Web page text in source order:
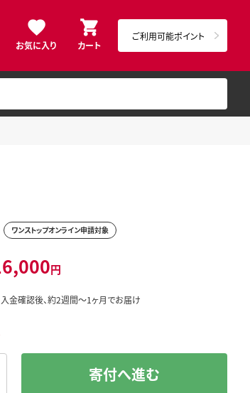
お気に入り カート
ご利用可能ポイント
ワンストップオンライン申請対象
円
入金確認後、約2週間～1ヶ月でお届け
寄付へ進む